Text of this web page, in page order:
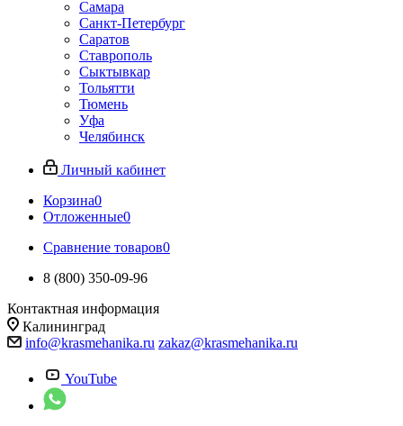
Самара
Санкт-Петербург
Саратов
Ставрополь
Сыктывкар
Тольятти
Тюмень
Уфа
Челябинск
Личный кабинет
Корзина0
Отложенные0
Сравнение товаров0
8 (800) 350-09-96
Контактная информация
Калининград
info@krasmehanika.ru zakaz@krasmehanika.ru
YouTube